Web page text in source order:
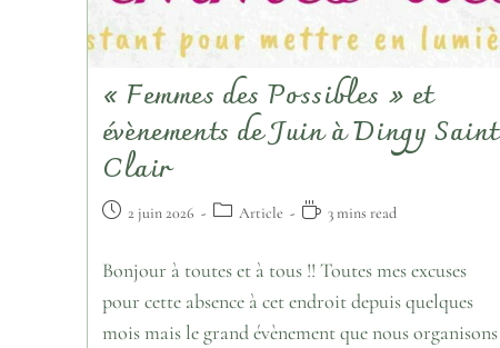
« Femmes des Possibles » et
évènements de Juin à Dingy Saint
Clair
2 juin 2026 Article 3 mins read
Bonjour à toutes et à tous !! Toutes mes excuses
pour cette absence à cet endroit depuis quelques
mois mais le grand évènement que nous organisons